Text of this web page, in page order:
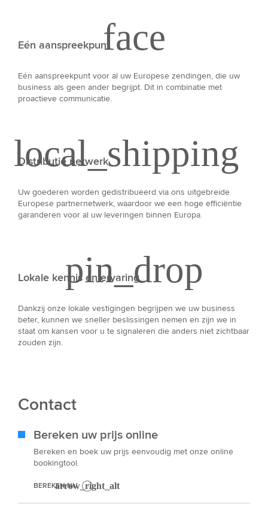
Eén aanspreekpunt
Eén aanspreekpunt voor al uw Europese zendingen, die uw
business als geen ander begrijpt. Dit in combinatie met
proactieve communicatie.
Distributie netwerk
Uw goederen worden gedistribueerd via ons uitgebreide
Europese partnernetwerk, waardoor we een hoge efficiëntie
garanderen voor al uw leveringen binnen Europa.
Lokale kennis en ervaring
Dankzij onze lokale vestigingen begrijpen we uw business
beter, kunnen we sneller beslissingen nemen en zijn we in
staat om kansen voor u te signaleren die anders niet zichtbaar
zouden zijn.
Contact
Bereken uw prijs online
Bereken en boek uw prijs eenvoudig met onze online
bookingtool.
BEREKEN NU